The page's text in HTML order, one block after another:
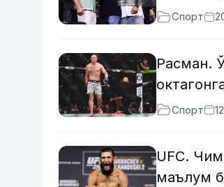
Спорт
Расман.
Спорт
UFC.
маълум